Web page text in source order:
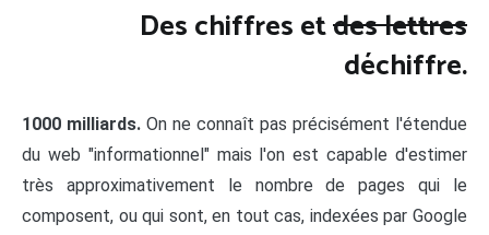
Des chiffres etdes lettres
déchiffre.
1000 milliards. On ne connaît pas précisément l'étendue
du web "informationnel" mais l'on est capable d'estimer
très approximativement le nombre de pages qui le
composent, ou qui sont, en tout cas, indexées par Google